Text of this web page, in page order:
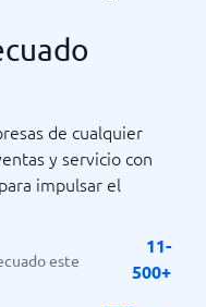
de cualquier
y servicio con
impulsar el
este
11-
500+